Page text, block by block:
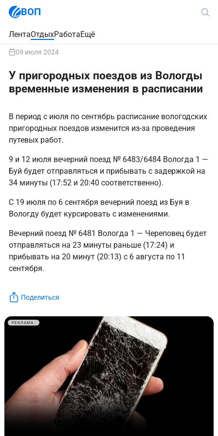
ВОП
ЛентаОтдыхРаботаЕщё
09 июля 2024
У пригородных поездов из Вологды
временные изменения в расписании
В период с июля по сентябрь расписание вологодских
пригородных поездов изменится из-за проведения
путевых работ.
9 и 12 июля вечерний поезд № 6483/6484 Вологда 1 —
Буй будет отправляться и прибывать с задержкой на
34 минуты (17:52 и 20:40 соответственно).
С 19 июля по 6 сентября вечерний поезд из Буя в
Вологду будет курсировать с изменениями.
Вечерний поезд № 6481 Вологда 1 — Череповец будет
отправляться на 23 минуты раньше (17:24) и
прибывать на 20 минут (20:13) с 6 августа по 11
сентября.
Поделиться
РЕКЛАМА